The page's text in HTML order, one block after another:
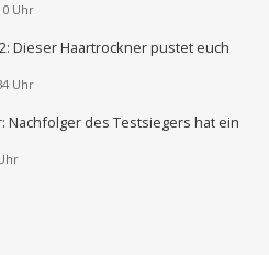
Uhr
Dieser Haartrockner pustet euch
Uhr
Nachfolger des Testsiegers hat ein